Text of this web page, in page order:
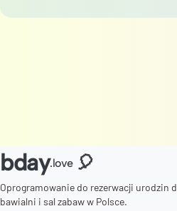
bday.love 🎈
Oprogramowanie do rezerwacji urodzin
bawialni i sal zabaw w Polsce.